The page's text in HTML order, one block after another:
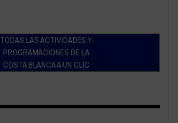
TODAS LAS ACTIVIDADES Y
PROGRAMACIONES DE LA
COSTA BLANCA A UN CLIC